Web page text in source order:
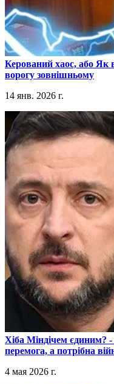
​Керований хаос, або Як
ворогу зовнішньому
14 янв. 2026 г.
​Хіба Міндічем єдиним?
перемога, а потрібна
4 мая 2026 г.